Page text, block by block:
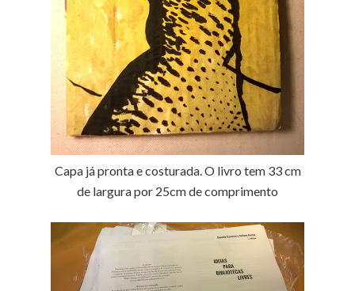
Capa já pronta e costurada. O livro tem 33 cm
de largura por 25cm de comprimento